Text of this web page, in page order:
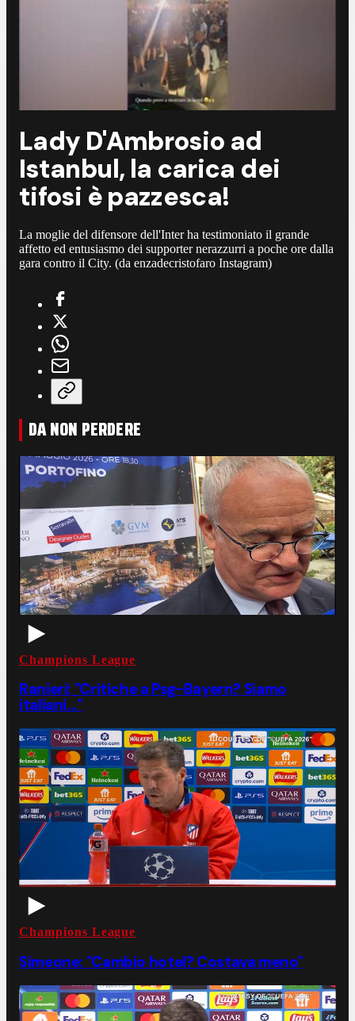
Lady D'Ambrosio ad
Istanbul, la carica dei
tifosi è pazzesca!
La moglie del difensore dell'Inter ha testimoniato il grande
affetto ed entusiasmo dei supporter nerazzurri a poche ore dalla
gara contro il City. (da enzadecristofaro Instagram)
DA NON PERDERE
Champions League
Ranieri: "Critiche a Psg-Bayern? Siamo
italiani..."
Champions League
Simeone: "Cambio hotel? Costava meno"